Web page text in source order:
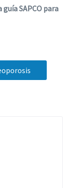
SAPCO para